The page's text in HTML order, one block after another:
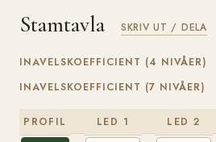
Stamtavla SKRIV UT / DELA
INAVELSKOEFFICIENT (4 NIVÅER)
INAVELSKOEFFICIENT (7 NIVÅER)
PROFIL LED 1 LED 2